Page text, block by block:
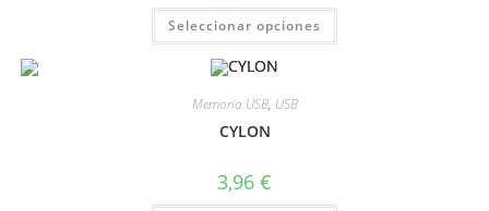
Seleccionar opciones
Memoria USB, USB
CYLON
3,96 €